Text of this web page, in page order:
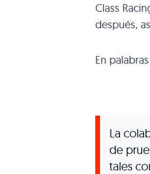
Class
después,
En
La
de
tales